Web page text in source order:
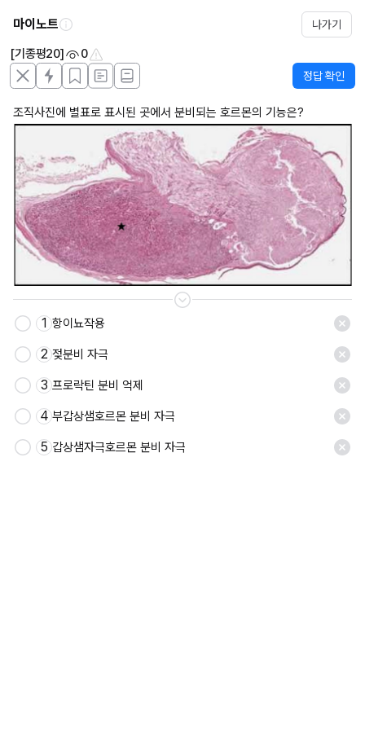
마이노트 나가기
[기종평20] 0
정답 확인
조직사진에 별표로 표시된 곳에서 분비되는 호르몬의 기능은?
저장
1 항이뇨작용
2 젖분비 자극
3 프로락틴 분비 억제
4 부갑상샘호르몬 분비 자극
5 갑상샘자극호르몬 분비 자극